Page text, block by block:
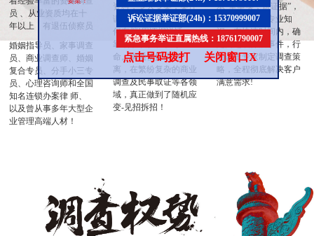
员 、从业资质均在十
年以上，有退伍侦察员
婚姻指导员、家事调查
员、商业调查师、婚姻
复合专员、分手小三专
员、心理咨询师和全国
知名连锁办案律 师、
以及曾从事多年大型企
业管理高端人材！
资料，专人专案，案件
调查结束后-绝不留任
何存档!用证据说话，
靠细节取胜、以专业立
命。南通侦探-零距
离，在繁纷复杂的商业
调查及民事取证等各领
域，真正做到了随机应
变-见招拆招！
承”重事实，讲证据”，
举证标准详细专业知
识。在快速时间内，确
定问题或怀疑事件，行
动调查专家制定调查策
略，全程彻底解决客户
满意需求!
诉讼证据举证部(24h)：15370999007
紧急事务举证直属热线：18761790007
点击号码拨打 关闭窗口X